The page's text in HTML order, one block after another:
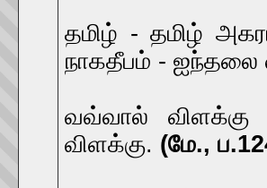
தமிழ் - தமிழ்
நாகதீபம் - ஐந்தலை
வவ்வால்
விளக்கு. (மே.,